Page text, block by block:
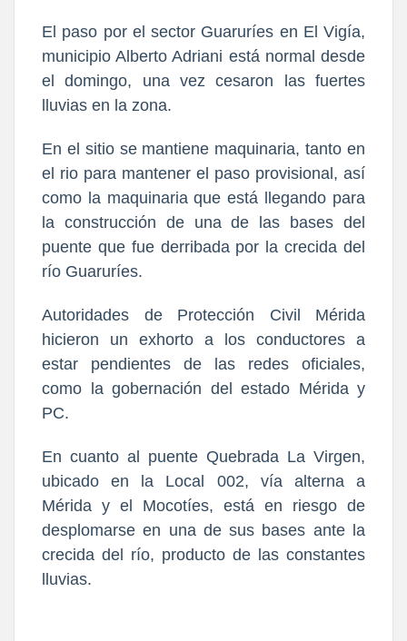
El paso por el sector Guaruríes en El Vigía,
municipio Alberto Adriani está normal desde
el domingo, una vez cesaron las fuertes
lluvias en la zona.
En el sitio se mantiene maquinaria, tanto en
el rio para mantener el paso provisional, así
como la maquinaria que está llegando para
la construcción de una de las bases del
puente que fue derribada por la crecida del
río Guaruríes.
Autoridades de Protección Civil Mérida
hicieron un exhorto a los conductores a
estar pendientes de las redes oficiales,
como la gobernación del estado Mérida y
PC.
En cuanto al puente Quebrada La Virgen,
ubicado en la Local 002, vía alterna a
Mérida y el Mocotíes, está en riesgo de
desplomarse en una de sus bases ante la
crecida del río, producto de las constantes
lluvias.